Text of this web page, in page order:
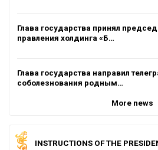
Глава государства принял
правления холдинга «Б…
Глава государства направил
соболезнования родным…
More news
INSTRUCTIONS OF THE